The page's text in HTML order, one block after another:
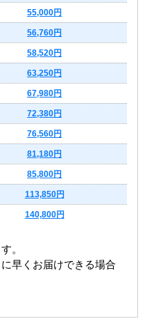
55,000円
56,760円
58,520円
63,250円
67,980円
72,380円
76,560円
81,180円
85,800円
113,850円
140,800円
。
早くお届けできる場合